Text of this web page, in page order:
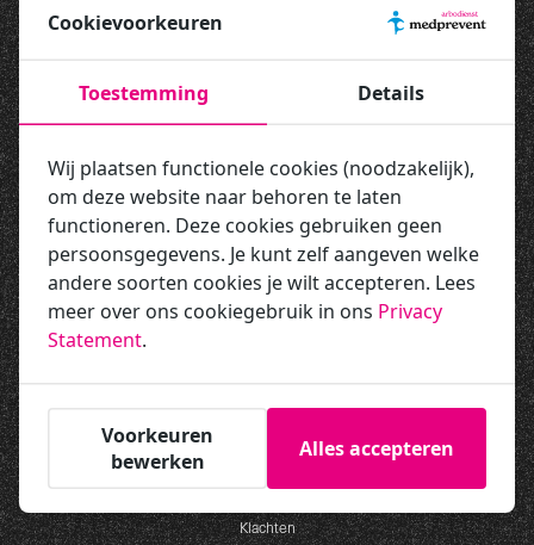
Snel naar
Trainingen
Keuringen
Klachten
Cookievoorkeuren
Toestemming Details
Wij plaatsen functionele cookies (noodzakelijk),
om deze website naar behoren te laten
functioneren. Deze cookies gebruiken geen
persoonsgegevens. Je kunt zelf aangeven welke
andere soorten cookies je wilt accepteren. Lees
meer over ons cookiegebruik in ons Privacy
Statement.
Voorkeuren
bewerken
Alles accepteren